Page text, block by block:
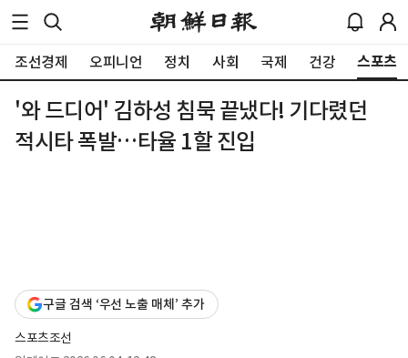
조선경제 오피니언 정치 사회 국제 건강 스포츠
'와 드디어' 김하성 침묵 끝냈다! 기다렸던
적시타 폭발…타율 1할 진입
구글 검색 ‘우선 노출 매체’ 추가
스포츠조선